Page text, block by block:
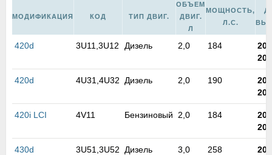
МОДИФИКАЦИЯ КОД ТИП ДВИГ.
ОБЪЕМ
ДВИГ.
Л
МОЩНОСТЬ,
Л.С.
420d 3U11,3U12 Дизель 2,0 184
420d 4U31,4U32 Дизель 2,0 190
420i LCI 4V11 Бензиновый 2,0 184
430d 3U51,3U52 Дизель 3,0 258